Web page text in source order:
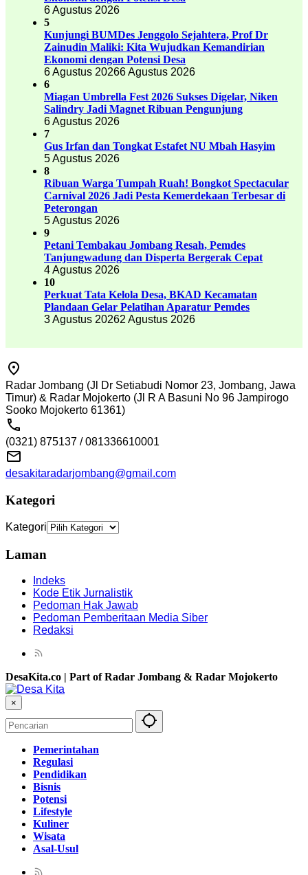
6 Agustus 2026
5
Kunjungi BUMDes Jenggolo Sejahtera, Prof Dr
Zainudin Maliki: Kita Wujudkan Kemandirian
Ekonomi dengan Potensi Desa
6 Agustus 20266 Agustus 2026
6
Miagan Umbrella Fest 2026 Sukses Digelar, Niken
Salindry Jadi Magnet Ribuan Pengunjung
6 Agustus 2026
7
Gus Irfan dan Tongkat Estafet NU Mbah Hasyim
5 Agustus 2026
8
Ribuan Warga Tumpah Ruah! Bongkot Spectacular
Carnival 2026 Jadi Pesta Kemerdekaan Terbesar di
Peterongan
5 Agustus 2026
9
Petani Tembakau Jombang Resah, Pemdes
Tanjungwadung dan Disperta Bergerak Cepat
4 Agustus 2026
10
Perkuat Tata Kelola Desa, BKAD Kecamatan
Plandaan Gelar Pelatihan Aparatur Pemdes
3 Agustus 20262 Agustus 2026
Radar Jombang (Jl Dr Setiabudi Nomor 23, Jombang, Jawa
Timur) & Radar Mojokerto (Jl R A Basuni No 96 Jampirogo
Sooko Mojokerto 61361)
(0321) 875137 / 081336610001
desakitaradarjombang@gmail.com
Kategori
Kategori
Laman
Indeks
Kode Etik Jurnalistik
Pedoman Hak Jawab
Pedoman Pemberitaan Media Siber
Redaksi
DesaKita.co | Part of Radar Jombang & Radar Mojokerto
×
Pemerintahan
Regulasi
Pendidikan
Bisnis
Potensi
Lifestyle
Kuliner
Wisata
Asal-Usul